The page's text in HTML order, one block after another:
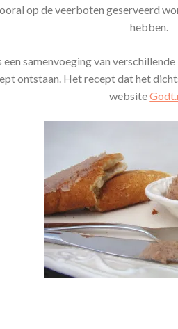
op de veerboten geserveerd
hebben.
samenvoeging van
ontstaan. Het recept dat het
website